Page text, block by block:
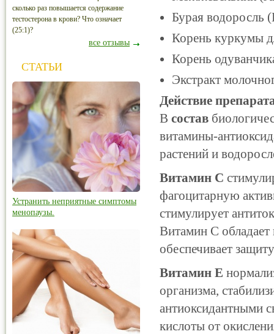
Бурая водоросль
Корень куркумы
Корень
Экстракт
Действие
В состав
витамины-
растений и
Витамин C
фагоцитарную
стимулирует
Витамин C
обеспечивает
Витамин E
организма,
антиоксидантными
кислоты от
сколько раз повышается содержание
тестостерона в крови? Что означает
(25:1)?
все отзывы
СТАТЬИ
Устранить неприятные симптомы
менопаузы.